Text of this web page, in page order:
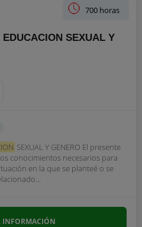
700 horas
SEXUAL Y
SEXUAL Y GENERO El presente
conocimientos necesarios para
en la que se planteé o se
INFORMACIÓN